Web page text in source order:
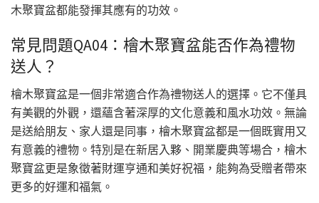
木聚寶盆都能發揮其應有的功效。
常見問題QA04：檜木聚寶盆能否作為禮物
送人？
檜木聚寶盆是一個非常適合作為禮物送人的選擇。它不僅具
有美觀的外觀，還蘊含著深厚的文化意義和風水功效。無論
是送給朋友、家人還是同事，檜木聚寶盆都是一個既實用又
有意義的禮物。特別是在新居入夥、開業慶典等場合，檜木
聚寶盆更是象徵著財運亨通和美好祝福，能夠為受贈者帶來
更多的好運和福氣。